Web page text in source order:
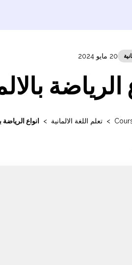
20 مايو 2024
الرياضة
> تعلم اللغة الالمانية > انواع الرياضة